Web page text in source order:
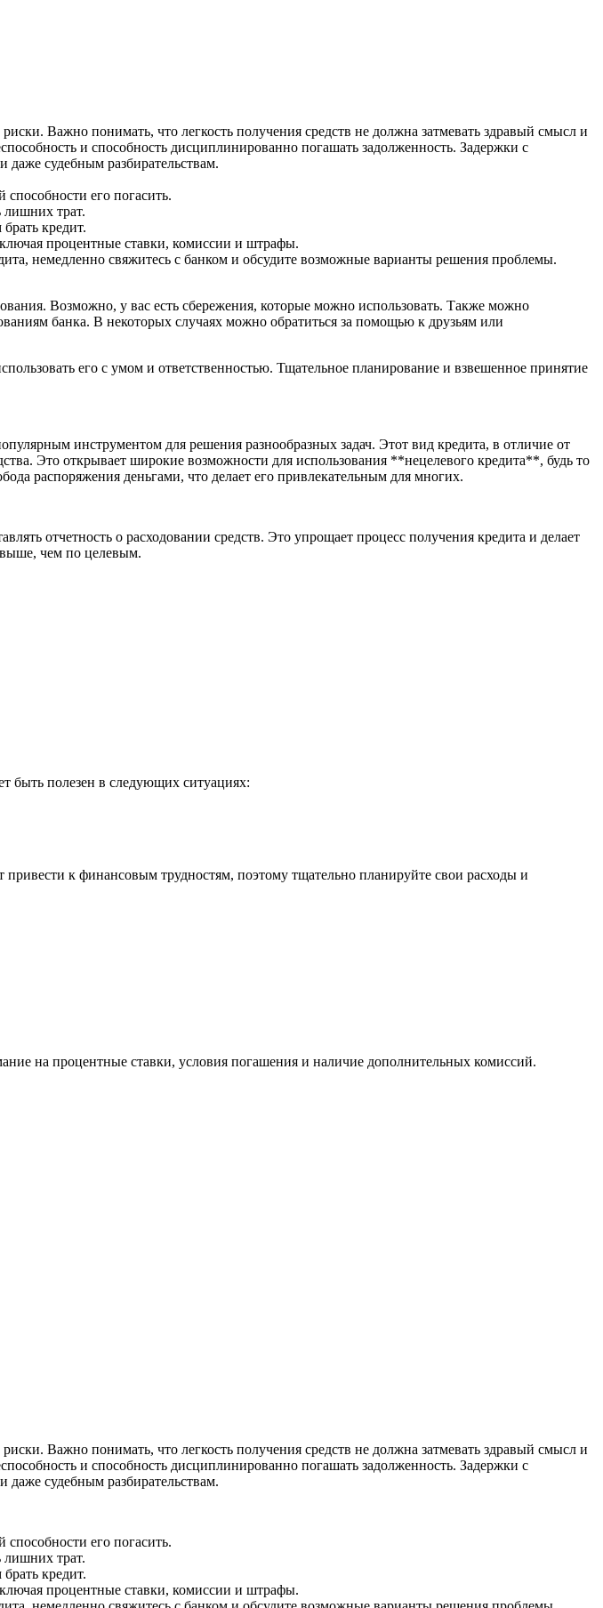
Важно понимать, что легкость получения средств не должна затмевать здравый смысл и
и способность дисциплинированно погашать задолженность. Задержки с
судебным разбирательствам.
его погасить.
лишних трат.
кредит.
процентные ставки, комиссии и штрафы.
немедленно свяжитесь с банком и обсудите возможные варианты решения проблемы.
Возможно, у вас есть сбережения, которые можно использовать. Также можно
банка. В некоторых случаях можно обратиться за помощью к друзьям или
его с умом и ответственностью. Тщательное планирование и взвешенное принятие
инструментом для решения разнообразных задач. Этот вид кредита, в отличие от
Это открывает широкие возможности для использования **нецелевого кредита**, будь то
распоряжения деньгами, что делает его привлекательным для многих.
отчетность о расходовании средств. Это упрощает процесс получения кредита и делает
выше, чем по целевым.
быть полезен в следующих ситуациях:
к финансовым трудностям, поэтому тщательно планируйте свои расходы и
на процентные ставки, условия погашения и наличие дополнительных комиссий.
Важно понимать, что легкость получения средств не должна затмевать здравый смысл и
и способность дисциплинированно погашать задолженность. Задержки с
судебным разбирательствам.
его погасить.
лишних трат.
кредит.
процентные ставки, комиссии и штрафы.